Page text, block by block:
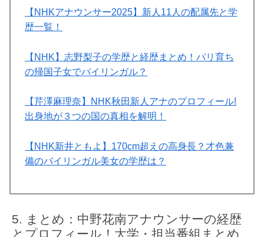
【NHKアナウンサー2025】新人11人の配属先と学
歴一覧！
【NHK】志野梨子の学歴と経歴まとめ！パリ育ち
の帰国子女でバイリンガル？
【芹澤麻理奈】NHK秋田新人アナのプロフィール!
出身地が３つの国の真相を解明！
【NHK新井ともよ】170cm超えの高身長？才色兼
備のバイリンガル美女の学歴は？
まとめ：中野花南アナウンサーの経歴
とプロフィール！大学・担当番組まとめ